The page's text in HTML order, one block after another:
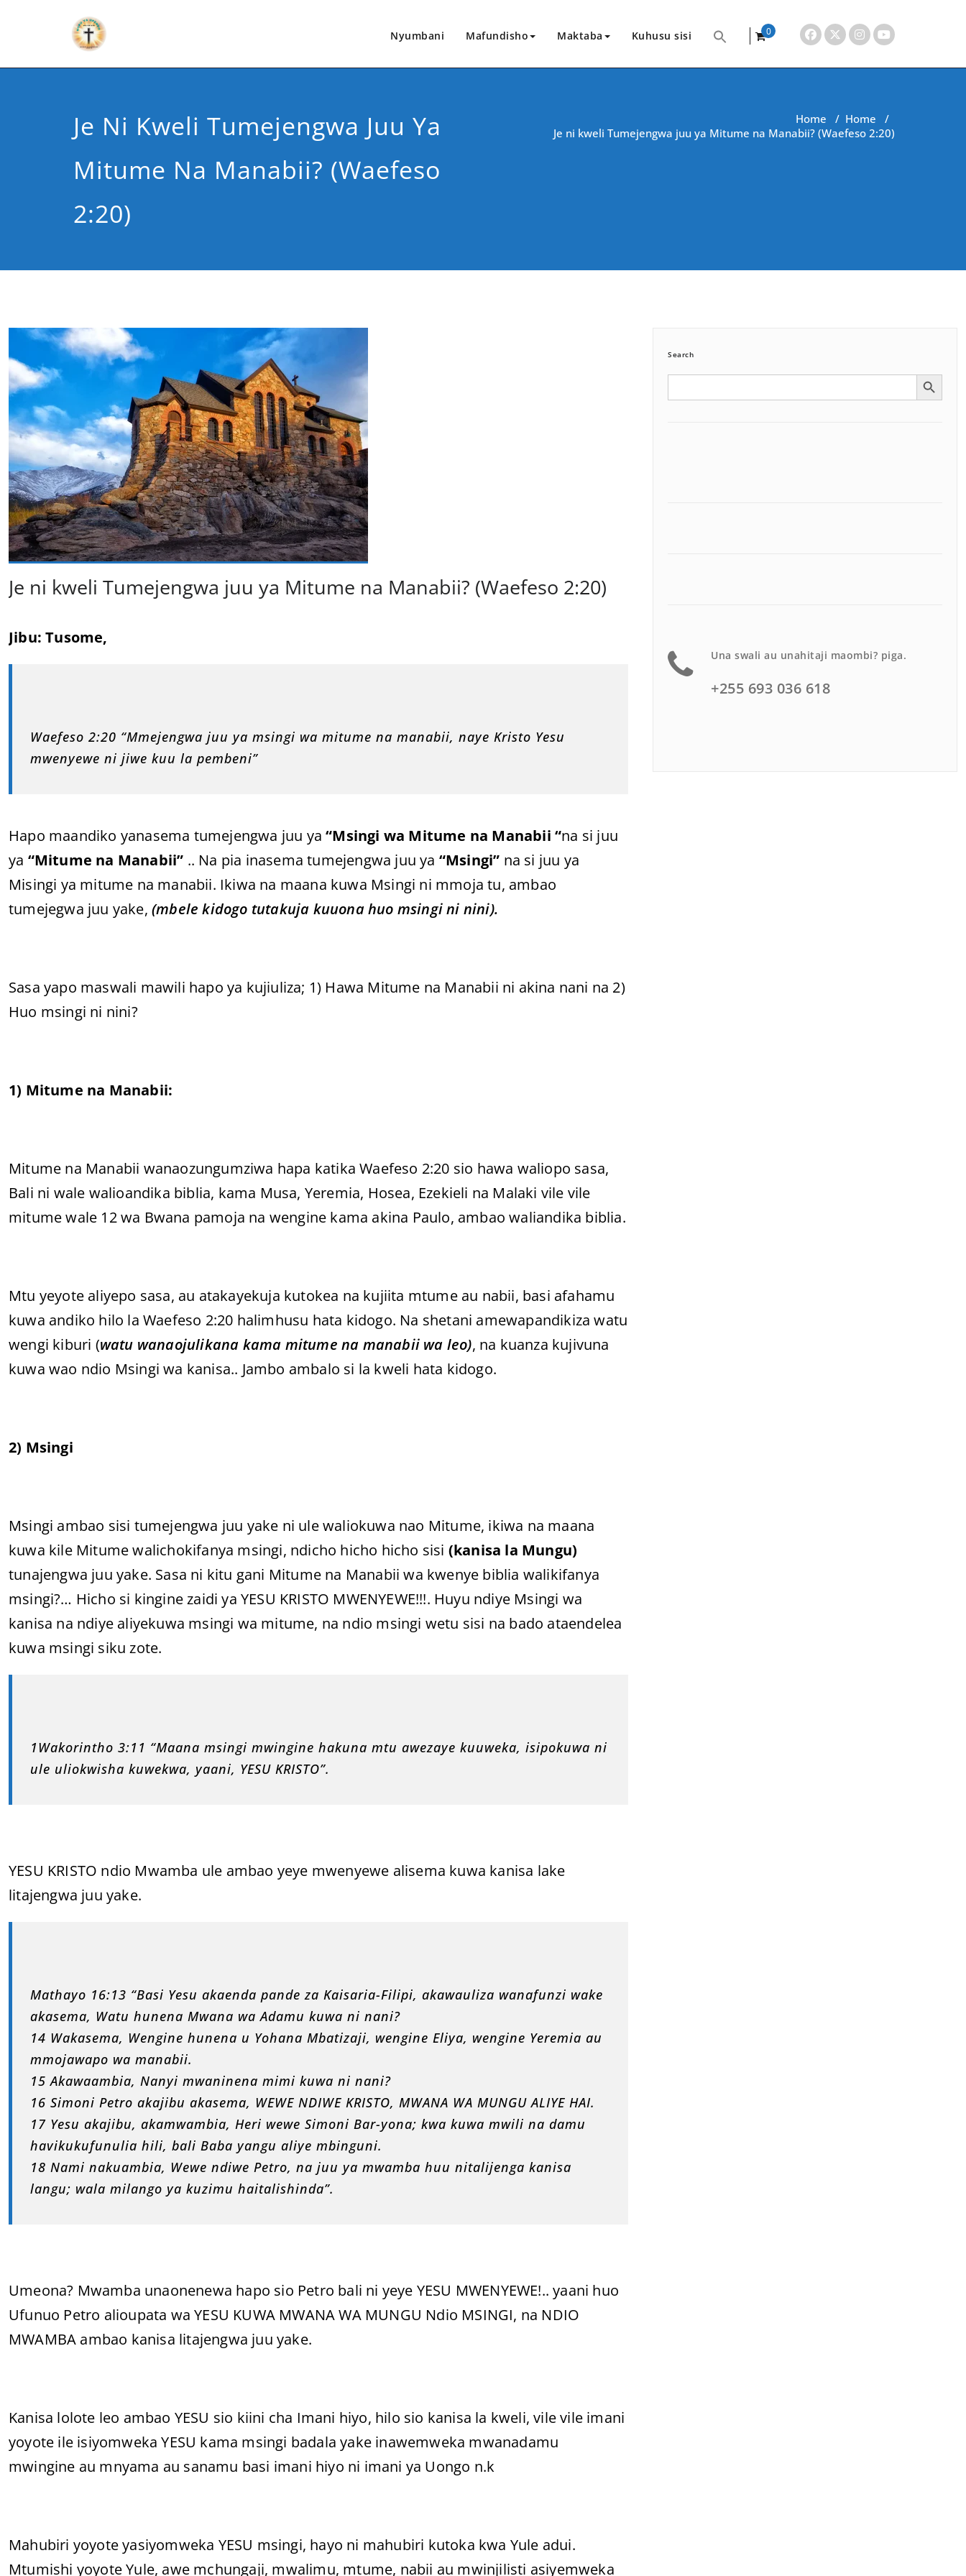
Nyumbani Mafundisho Maktaba Kuhusu sisi
0
Je Ni Kweli Tumejengwa Juu Ya
Mitume Na Manabii? (Waefeso
2:20)
Home / Home /
Je ni kweli Tumejengwa juu ya Mitume na Manabii? (Waefeso 2:20)
Je ni kweli Tumejengwa juu ya Mitume na Manabii? (Waefeso 2:20)
Jibu: Tusome,
Waefeso 2:20 “Mmejengwa juu ya msingi wa mitume na manabii, naye Kristo Yesu
mwenyewe ni jiwe kuu la pembeni”
Hapo maandiko yanasema tumejengwa juu ya “Msingi wa Mitume na Manabii “na si juu
ya “Mitume na Manabii” .. Na pia inasema tumejengwa juu ya “Msingi” na si juu ya
Misingi ya mitume na manabii. Ikiwa na maana kuwa Msingi ni mmoja tu, ambao
tumejegwa juu yake, (mbele kidogo tutakuja kuuona huo msingi ni nini).
Sasa yapo maswali mawili hapo ya kujiuliza; 1) Hawa Mitume na Manabii ni akina nani na 2)
Huo msingi ni nini?
1) Mitume na Manabii:
Mitume na Manabii wanaozungumziwa hapa katika Waefeso 2:20 sio hawa waliopo sasa,
Bali ni wale walioandika biblia, kama Musa, Yeremia, Hosea, Ezekieli na Malaki vile vile
mitume wale 12 wa Bwana pamoja na wengine kama akina Paulo, ambao waliandika biblia.
Mtu yeyote aliyepo sasa, au atakayekuja kutokea na kujiita mtume au nabii, basi afahamu
kuwa andiko hilo la Waefeso 2:20 halimhusu hata kidogo. Na shetani amewapandikiza watu
wengi kiburi (watu wanaojulikana kama mitume na manabii wa leo), na kuanza kujivuna
kuwa wao ndio Msingi wa kanisa.. Jambo ambalo si la kweli hata kidogo.
2) Msingi
Msingi ambao sisi tumejengwa juu yake ni ule waliokuwa nao Mitume, ikiwa na maana
kuwa kile Mitume walichokifanya msingi, ndicho hicho hicho sisi (kanisa la Mungu)
tunajengwa juu yake. Sasa ni kitu gani Mitume na Manabii wa kwenye biblia walikifanya
msingi?… Hicho si kingine zaidi ya YESU KRISTO MWENYEWE!!!. Huyu ndiye Msingi wa
kanisa na ndiye aliyekuwa msingi wa mitume, na ndio msingi wetu sisi na bado ataendelea
kuwa msingi siku zote.
1Wakorintho 3:11 “Maana msingi mwingine hakuna mtu awezaye kuuweka, isipokuwa ni
ule uliokwisha kuwekwa, yaani, YESU KRISTO”.
YESU KRISTO ndio Mwamba ule ambao yeye mwenyewe alisema kuwa kanisa lake
litajengwa juu yake.
Mathayo 16:13 “Basi Yesu akaenda pande za Kaisaria-Filipi, akawauliza wanafunzi wake
akasema, Watu hunena Mwana wa Adamu kuwa ni nani?
14 Wakasema, Wengine hunena u Yohana Mbatizaji, wengine Eliya, wengine Yeremia au
mmojawapo wa manabii.
15 Akawaambia, Nanyi mwaninena mimi kuwa ni nani?
16 Simoni Petro akajibu akasema, WEWE NDIWE KRISTO, MWANA WA MUNGU ALIYE HAI.
17 Yesu akajibu, akamwambia, Heri wewe Simoni Bar-yona; kwa kuwa mwili na damu
havikukufunulia hili, bali Baba yangu aliye mbinguni.
18 Nami nakuambia, Wewe ndiwe Petro, na juu ya mwamba huu nitalijenga kanisa
langu; wala milango ya kuzimu haitalishinda”.
Umeona? Mwamba unaonenewa hapo sio Petro bali ni yeye YESU MWENYEWE!.. yaani huo
Ufunuo Petro alioupata wa YESU KUWA MWANA WA MUNGU Ndio MSINGI, na NDIO
MWAMBA ambao kanisa litajengwa juu yake.
Kanisa lolote leo ambao YESU sio kiini cha Imani hiyo, hilo sio kanisa la kweli, vile vile imani
yoyote ile isiyomweka YESU kama msingi badala yake inawemweka mwanadamu
mwingine au mnyama au sanamu basi imani hiyo ni imani ya Uongo n.k
Mahubiri yoyote yasiyomweka YESU msingi, hayo ni mahubiri kutoka kwa Yule adui.
Mtumishi yoyote Yule, awe mchungaji, mwalimu, mtume, nabii au mwinjilisti asiyemweka
Search
Search Search Button
Una swali au unahitaji maombi? piga.
+255 693 036 618